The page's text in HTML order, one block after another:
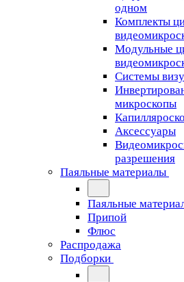
одном
Комплекты
Модульные
Cистемы
микроскопы
Аксессуары
разрешения
Паяльные материалы
Паяльные
Припой
Флюс
Распродажа
Подборки